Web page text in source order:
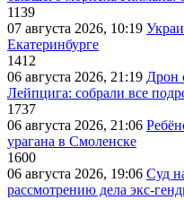
1139
07 августа 2026, 10:19
Екатеринбурге
1412
06 августа 2026, 21:19 Дрон
Лейпцига: собрали все
1737
06 августа 2026, 21:06
урагана в Смоленске
1600
06 августа 2026, 19:06 Суд
рассмотрению дела экс-